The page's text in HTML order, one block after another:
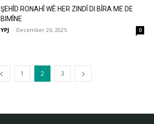
ŞEHÎD RONAHÎ WÊ HER ZINDÎ DI BÎRA ME DE
BIMÎNE
YPJ - December 26, 2025 0
1 2 3